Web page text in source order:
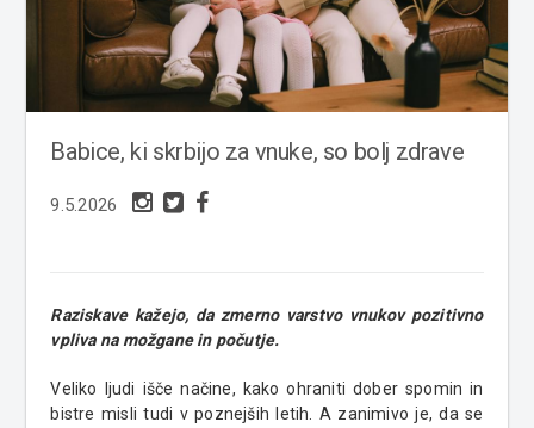
Babice, ki skrbijo za vnuke, so bolj zdrave
9.5.2026
Raziskave kažejo, da zmerno varstvo vnukov pozitivno
vpliva na možgane in počutje.
Veliko ljudi išče načine, kako ohraniti dober spomin in
bistre misli tudi v poznejših letih. A zanimivo je, da se